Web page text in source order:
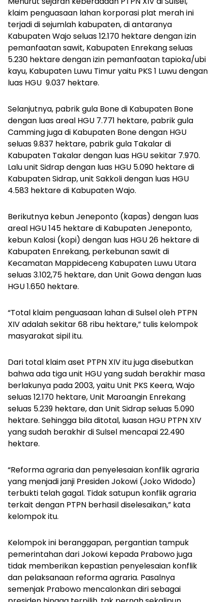
klaim penguasaan lahan korporasi plat merah ini
terjadi di sejumlah kabupaten, di antaranya
Kabupaten Wajo seluas 12.170 hektare dengan izin
pemanfaatan sawit, Kabupaten Enrekang seluas
5.230 hektare dengan izin pemanfaatan tapioka/ubi
kayu, Kabupaten Luwu Timur yaitu PKS 1 Luwu dengan
luas HGU 9.037 hektare.
Selanjutnya, pabrik gula Bone di Kabupaten Bone
dengan luas areal HGU 7.771 hektare, pabrik gula
Camming juga di Kabupaten Bone dengan HGU
seluas 9.837 hektare, pabrik gula Takalar di
Kabupaten Takalar dengan luas HGU sekitar 7.970.
Lalu unit Sidrap dengan luas HGU 5.090 hektare di
Kabupaten Sidrap, unit Sakkoli dengan luas HGU
4.583 hektare di Kabupaten Wajo.
Berikutnya kebun Jeneponto (kapas) dengan luas
areal HGU 145 hektare di Kabupaten Jeneponto,
kebun Kalosi (kopi) dengan luas HGU 26 hektare di
Kabupaten Enrekang, perkebunan sawit di
Kecamatan Mappideceng Kabupaten Luwu Utara
seluas 3.102,75 hektare, dan Unit Gowa dengan luas
HGU 1.650 hektare.
“Total klaim penguasaan lahan di Sulsel oleh PTPN
XIV adalah sekitar 68 ribu hektare,” tulis kelompok
masyarakat sipil itu.
Dari total klaim aset PTPN XIV itu juga disebutkan
bahwa ada tiga unit HGU yang sudah berakhir masa
berlakunya pada 2003, yaitu Unit PKS Keera, Wajo
seluas 12.170 hektare, Unit Maroangin Enrekang
seluas 5.239 hektare, dan Unit Sidrap seluas 5.090
hektare. Sehingga bila ditotal, luasan HGU PTPN XIV
yang sudah berakhir di Sulsel mencapai 22.490
hektare.
“Reforma agraria dan penyelesaian konflik agraria
yang menjadi janji Presiden Jokowi (Joko Widodo)
terbukti telah gagal. Tidak satupun konflik agraria
terkait dengan PTPN berhasil diselesaikan,” kata
kelompok itu.
Kelompok ini beranggapan, pergantian tampuk
pemerintahan dari Jokowi kepada Prabowo juga
tidak memberikan kepastian penyelesaian konflik
dan pelaksanaan reforma agraria. Pasalnya
semenjak Prabowo mencalonkan diri sebagai